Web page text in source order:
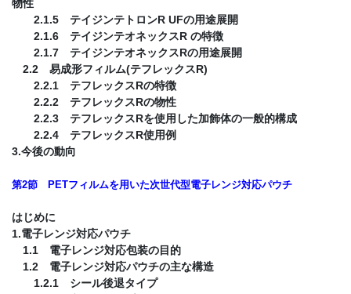
物性
2.1.5 テイジンテトロンR UFの用途展開
2.1.6 テイジンテオネックスR の特徴
2.1.7 テイジンテオネックスRの用途展開
2.2 易成形フィルム(テフレックスR)
2.2.1 テフレックスRの特徴
2.2.2 テフレックスRの物性
2.2.3 テフレックスRを使用した加飾体の一般的構成
2.2.4 テフレックスR使用例
3.今後の動向
第2節 PETフィルムを用いた次世代型電子レンジ対応パウチ
はじめに
1.電子レンジ対応パウチ
1.1 電子レンジ対応包装の目的
1.2 電子レンジ対応パウチの主な構造
1.2.1 シール後退タイプ